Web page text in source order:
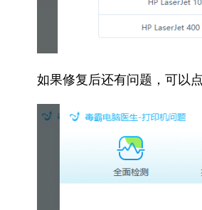
如果修复后还有问题，可以